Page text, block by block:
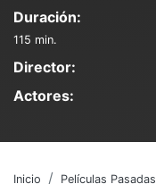
Duración:
115 min.
Director:
Actores:
Inicio
Películas Pasadas